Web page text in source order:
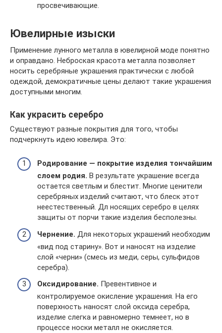
просвечивающие.
Ювелирные изыски
Применение лунного металла в ювелирной моде понятно
и оправдано. Неброская красота металла позволяет
носить серебряные украшения практически с любой
одеждой, демократичные цены делают такие украшения
доступными многим.
Как украсить серебро
Существуют разные покрытия для того, чтобы
подчеркнуть идею ювелира. Это:
Родирование — покрытие изделия тончайшим
слоем родия. В результате украшение всегда
остается светлым и блестит. Многие ценители
серебряных изделий считают, что блеск этот
неестественный. Дл носящих серебро в целях
защиты от порчи такие изделия бесполезны.
Чернение. Для некоторых украшений необходим
«вид под старину». Вот и наносят на изделие
слой «черни» (смесь из меди, серы, сульфидов
серебра).
Оксидирование. Превентивное и
контролируемое окисление украшения. На его
поверхность наносят слой оксида серебра,
изделие слегка и равномерно темнеет, но в
процессе носки металл не окисляется.